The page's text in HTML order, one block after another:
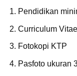
Pendidikan
Curriculum
Fotokopi KTP
Pasfoto ukuran